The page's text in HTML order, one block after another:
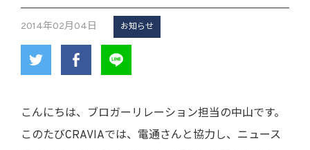
2014年02月04日 お知らせ
こんにちは、ブロガーリレーション担当の中山です。
このたびCRAVIAでは、電通さんと協力し、ニュース